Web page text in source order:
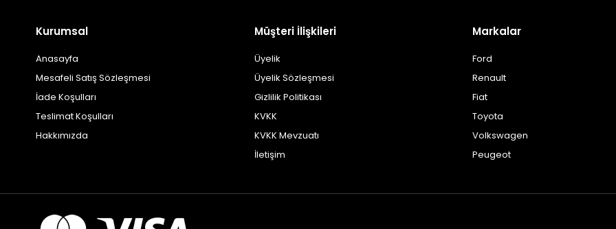
Kurumsal
Anasayfa
Mesafeli Satış Sözleşmesi
İade Koşulları
Teslimat Koşulları
Hakkımızda
Müşteri İlişkileri
Üyelik
Üyelik Sözleşmesi
Gizlilik Politikası
KVKK
KVKK Mevzuatı
İletişim
Markalar
Ford
Renault
Fiat
Toyota
Volkswagen
Peugeot